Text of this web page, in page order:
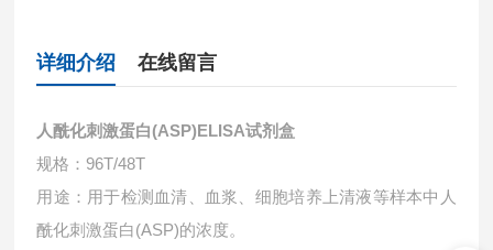
详细介绍 在线留言
人酰化刺激蛋白(ASP)ELISA试剂盒
规格：96T/48T
用途：用于检测血清、血浆、细胞培养上清液等样本中 人
酰化刺激蛋白(ASP)的浓度。